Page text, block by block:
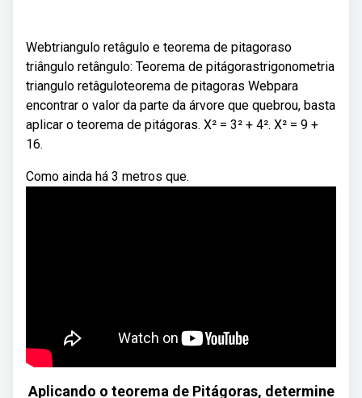
Webtriangulo retâgulo e teorema de pitagoraso
triângulo retângulo: Teorema de pitágorastrigonometria
triangulo retâguloteorema de pitagoras Webpara
encontrar o valor da parte da árvore que quebrou, basta
aplicar o teorema de pitágoras. X² = 3² + 4². X² = 9 +
16.
Como ainda há 3 metros que.
Aplicando o teorema de Pitágoras, determine